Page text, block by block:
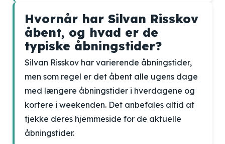
Hvornår har Silvan Risskov
åbent, og hvad er de
typiske åbningstider?
Silvan Risskov har varierende åbningstider,
men som regel er det åbent alle ugens dage
med længere åbningstider i hverdagene og
kortere i weekenden. Det anbefales altid at
tjekke deres hjemmeside for de aktuelle
åbningstider.